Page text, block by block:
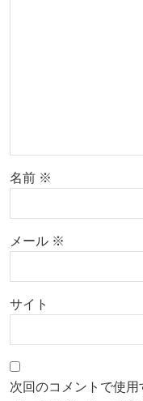
名前 ※
メール ※
サイト
次回のコメントで使用